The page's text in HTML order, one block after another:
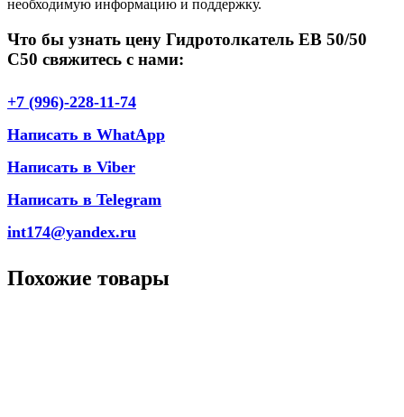
необходимую информацию и поддержку.
Что бы узнать цену Гидротолкатель EB 50/50
С50 свяжитесь с нами:
+7 (996)-228-11-74
Написать в WhatApp
Написать в Viber
Написать в Telegram
int174@yandex.ru
Похожие товары